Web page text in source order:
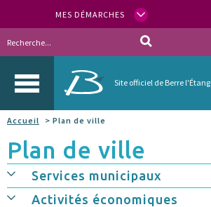
MES DÉMARCHES
Site officiel de Berre l'Étang
Accueil > Plan de ville
Plan de ville
Services municipaux
Activités économiques